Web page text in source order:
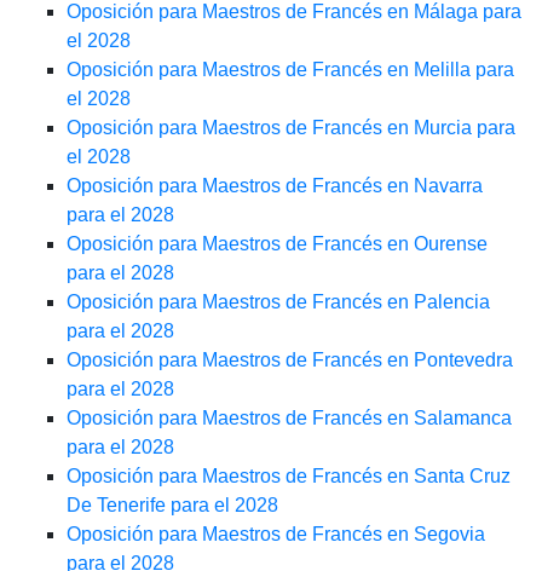
Oposición para Maestros de Francés en Málaga para
el 2028
Oposición para Maestros de Francés en Melilla para
el 2028
Oposición para Maestros de Francés en Murcia para
el 2028
Oposición para Maestros de Francés en Navarra
para el 2028
Oposición para Maestros de Francés en Ourense
para el 2028
Oposición para Maestros de Francés en Palencia
para el 2028
Oposición para Maestros de Francés en Pontevedra
para el 2028
Oposición para Maestros de Francés en Salamanca
para el 2028
Oposición para Maestros de Francés en Santa Cruz
De Tenerife para el 2028
Oposición para Maestros de Francés en Segovia
para el 2028